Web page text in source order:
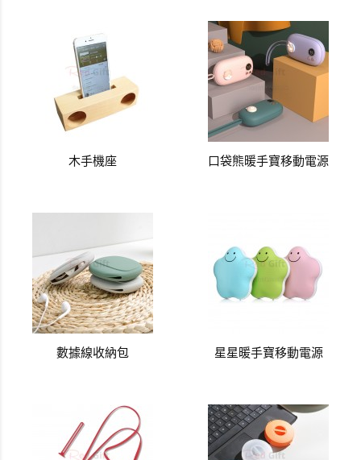
木手機座 口袋熊暖手寶移動電源
數據線收納包 星星暖手寶移動電源